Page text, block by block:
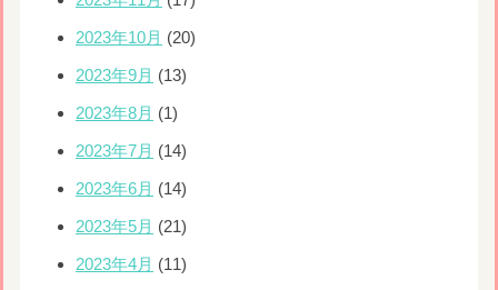
2023年10月 (20)
2023年9月 (13)
2023年8月 (1)
2023年7月 (14)
2023年6月 (14)
2023年5月 (21)
2023年4月 (11)